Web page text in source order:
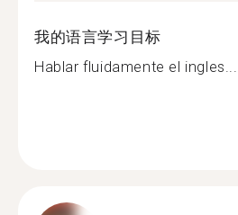
我的语言学习目标
Hablar fluidamente el ingles...